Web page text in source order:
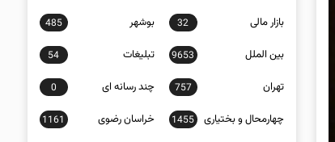
بازار مالی 32 بوشهر 485
بین الملل 9653 تبلیغات 54
تهران 757 چند رسانه ای 0
چهارمحال و بختیاری 1455 خراسان رضوی 1161